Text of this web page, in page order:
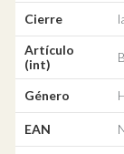
Cierre
Artículo
(int)
Género
EAN